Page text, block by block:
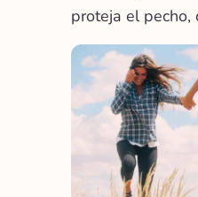
proteja el